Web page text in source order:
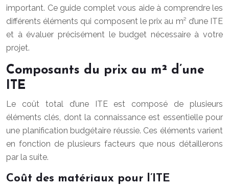
important. Ce guide complet vous aide à comprendre les
différents éléments qui composent le prix au m² d’une ITE
et à évaluer précisément le budget nécessaire à votre
projet.
Composants du prix au m² d’une
ITE
Le coût total d’une ITE est composé de plusieurs
éléments clés, dont la connaissance est essentielle pour
une planification budgétaire réussie. Ces éléments varient
en fonction de plusieurs facteurs que nous détaillerons
par la suite.
Coût des matériaux pour l’ITE